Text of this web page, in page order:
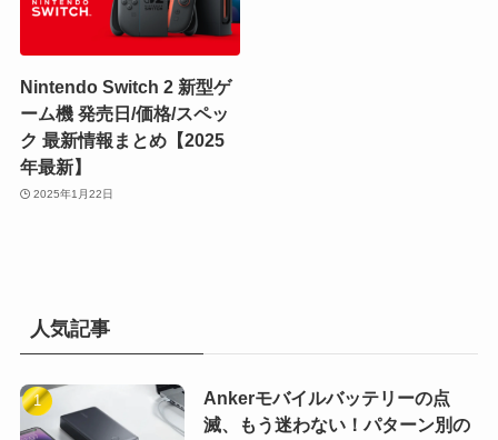
Nintendo Switch 2 新型ゲ
ーム機 発売日/価格/スペッ
ク 最新情報まとめ【2025
年最新】
2025年1月22日
人気記事
Ankerモバイルバッテリーの点
滅、もう迷わない！パターン別の